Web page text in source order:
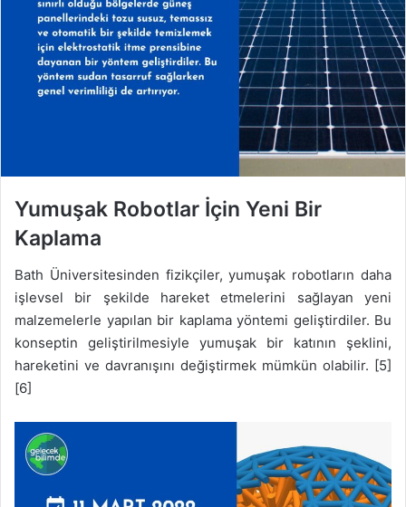
Yumuşak Robotlar İçin Yeni Bir
Kaplama
Bath Üniversitesinden fizikçiler, yumuşak robotların daha
işlevsel bir şekilde hareket etmelerini sağlayan yeni
malzemelerle yapılan bir kaplama yöntemi geliştirdiler. Bu
konseptin geliştirilmesiyle yumuşak bir katının şeklini,
hareketini ve davranışını değiştirmek mümkün olabilir. [5]
[6]